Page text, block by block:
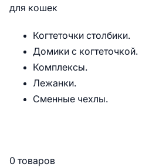
для кошек
Когтеточки столбики.
Домики с когтеточкой.
Комплексы.
Лежанки.
Сменные чехлы.
0 товаров